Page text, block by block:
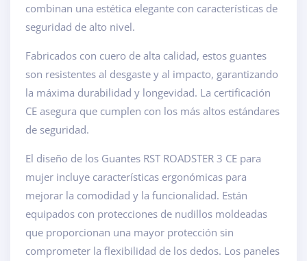
combinan una estética elegante con características de
seguridad de alto nivel.
Fabricados con cuero de alta calidad, estos guantes
son resistentes al desgaste y al impacto, garantizando
la máxima durabilidad y longevidad. La certificación
CE asegura que cumplen con los más altos estándares
de seguridad.
El diseño de los Guantes RST ROADSTER 3 CE para
mujer incluye características ergonómicas para
mejorar la comodidad y la funcionalidad. Están
equipados con protecciones de nudillos moldeadas
que proporcionan una mayor protección sin
comprometer la flexibilidad de los dedos. Los paneles